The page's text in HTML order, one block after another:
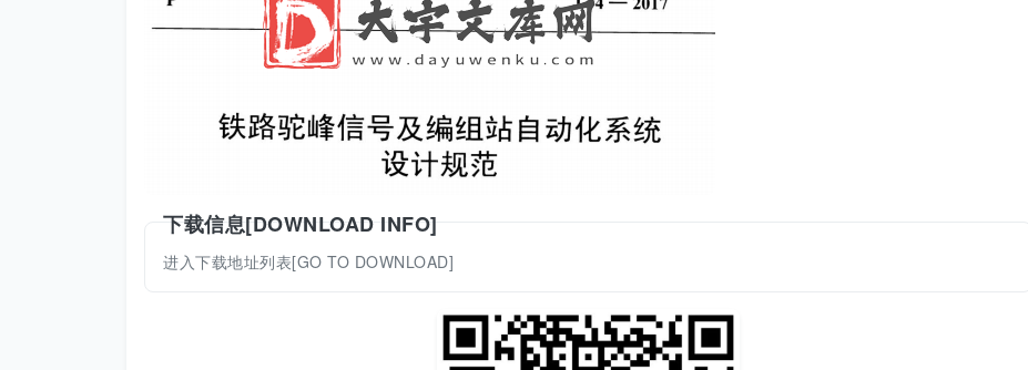
下载信息[DOWNLOAD INFO]
进入下载地址列表[GO TO DOWNLOAD]